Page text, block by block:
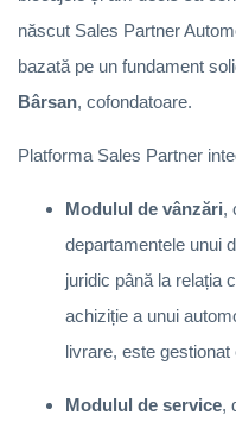
născut Sales Partner
bazată pe un fundament
Bârsan, cofondatoare.
Platforma Sales Partner
Modulul de vânzări,
departamentele unui
juridic până la relația
achiziție a unui
livrare, este
Modulul de service,